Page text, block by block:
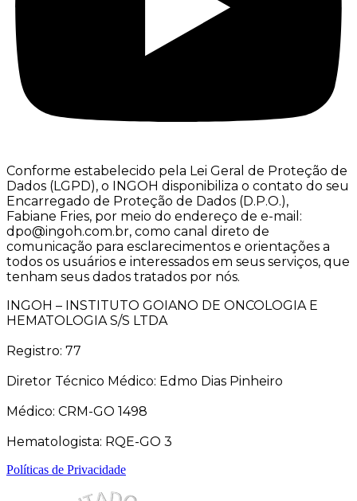
Conforme estabelecido pela Lei Geral de Proteção de
Dados (LGPD), o INGOH disponibiliza o contato do seu
Encarregado de Proteção de Dados (D.P.O.),
Fabiane Fries, por meio do endereço de e-mail:
dpo@ingoh.com.br, como canal direto de
comunicação para esclarecimentos e orientações a
todos os usuários e interessados em seus serviços, que
tenham seus dados tratados por nós.
INGOH – INSTITUTO GOIANO DE ONCOLOGIA E
HEMATOLOGIA S/S LTDA
Registro: 77
Diretor Técnico Médico: Edmo Dias Pinheiro
Médico: CRM-GO 1498
Hematologista: RQE-GO 3
Políticas de Privacidade